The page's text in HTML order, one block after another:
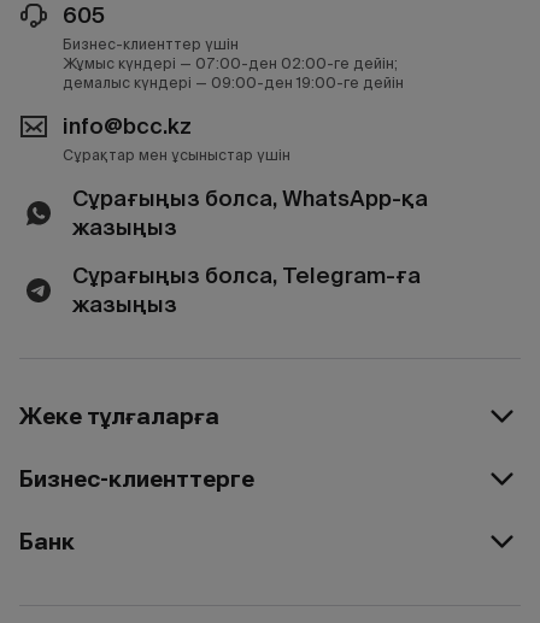
605
Бизнес-клиенттер үшін
Жұмыс күндері — 07:00-ден 02:00-ге дейін;
демалыс күндері — 09:00-ден 19:00-ге дейін
info@bcc.kz
Сұрақтар мен ұсыныстар үшін
Сұрағыңыз болса, WhatsApp-қа
жазыңыз
Сұрағыңыз болса, Telegram-ға
жазыңыз
Жеке тұлғаларға
Бизнес-клиенттерге
Банк